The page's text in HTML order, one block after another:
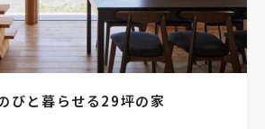
びと暮らせる29坪の家